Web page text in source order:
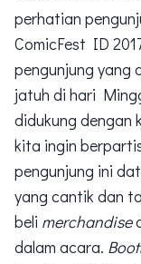
perhatian
ComicFest ID
pengunjung yang
jatuh di hari
didukung dengan
kita ingin
pengunjung ini
yang cantik dan
beli merchandise
dalam acara.